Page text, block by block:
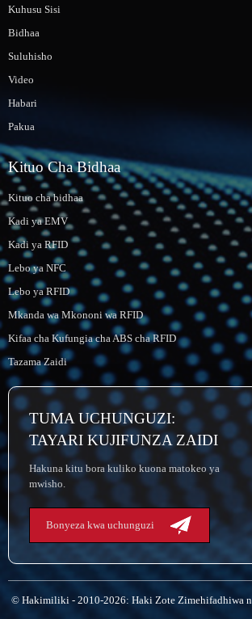
Kuhusu Sisi
Bidhaa
Suluhisho
Video
Habari
Pakua
Kituo Cha Bidhaa
Kituo cha bidhaa
Kadi ya EMV
Kadi ya RFID
Lebo ya NFC
Lebo ya RFID
Mkanda wa Mkononi wa RFID
Kifaa cha Kufungia cha ABS cha RFID
Tazama Zaidi
TUMA UCHUNGUZI:
TAYARI KUJIFUNZA ZAIDI
Hakuna kitu bora kuliko kuona matokeo ya
mwisho.
Bonyeza kwa uchunguzi
© Hakimiliki - 2010-2026: Haki Zote Zimehifadhiwa